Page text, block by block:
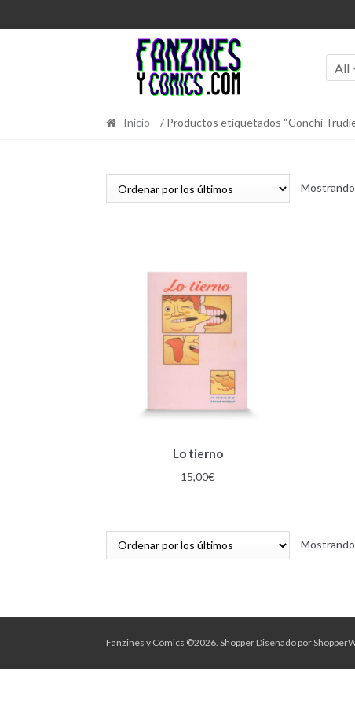
a
navegación
al
contenido
All
Inicio / Productos etiquetados “Conchi
Lo tierno
15,00€
Fanzines y Cómics ©2026. ShopperDiseñado por